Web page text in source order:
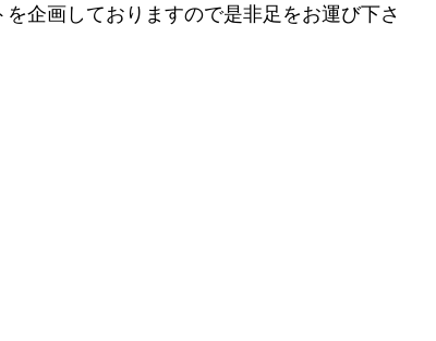
企画しておりますので是非足をお運び下さ